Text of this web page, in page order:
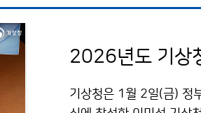
2026년도 기상
기상청은 1월 2일(금) 정